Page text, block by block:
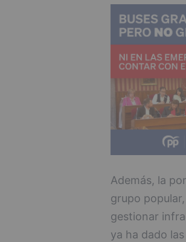
Además, la
grupo
gestionar
ya ha dado